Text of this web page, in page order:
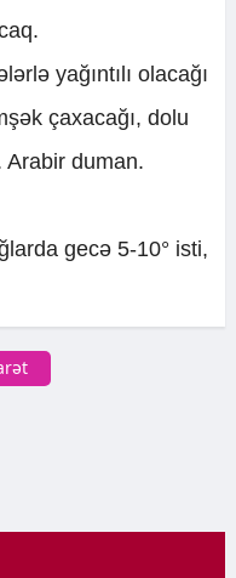
yağıntılı olacağı
çaxacağı, dolu
Arabir duman.
gecə 5-10° isti,